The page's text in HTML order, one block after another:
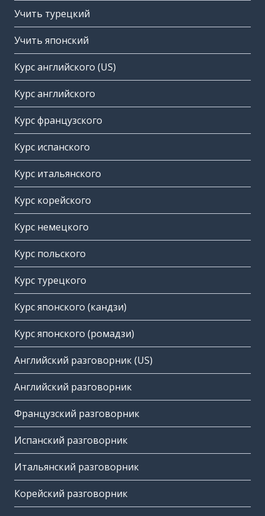
Учить турецкий
Учить японский
Курс английского (US)
Курс английского
Курс французского
Курс испанского
Курс итальянского
Курс корейского
Курс немецкого
Курс польского
Курс турецкого
Курс японского (кандзи)
Курс японского (ромадзи)
Английский разговорник (US)
Английский разговорник
Французский разговорник
Испанский разговорник
Итальянский разговорник
Корейский разговорник